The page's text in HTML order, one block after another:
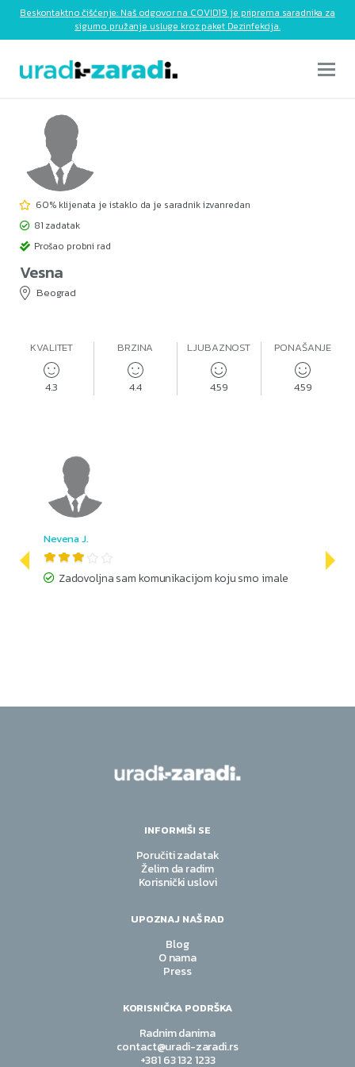
Beskontaktno čišćenje: Naš odgovor na COVID19 je priprema saradnika za
sigurno pružanje usluge kroz paket Dezinfekcija.
60% klijenata je istaklo da je saradnik izvanredan
81 zadatak
Prošao probni rad
Vesna
Beograd
KVALITET
4.3
BRZINA
4.4
LJUBAZNOST
4.59
PONAŠANJE
4.59
Nevena J.
Zadovoljna sam komunikacijom koju smo imale
INFORMIŠI SE
Poručiti zadatak
Želim da radim
Korisnički uslovi
UPOZNAJ NAŠ RAD
Blog
O nama
Press
KORISNIČKA PODRŠKA
Radnim danima
contact@uradi-zaradi.rs
+381 63 132 1233